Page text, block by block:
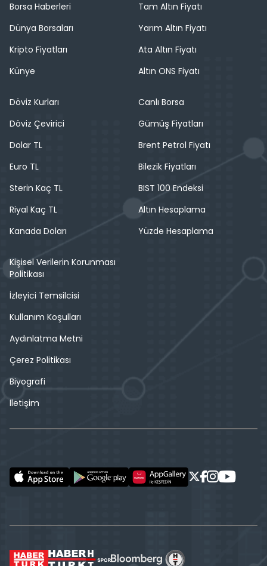
Borsa Haberleri
Dünya Borsaları
Kripto Fiyatları
Künye
Tam Altın Fiyatı
Yarım Altın Fiyatı
Ata Altın Fiyatı
Altın ONS Fiyatı
Döviz Kurları
Döviz Çevirici
Dolar TL
Euro TL
Sterin Kaç TL
Riyal Kaç TL
Kanada Doları
Canlı Borsa
Gümüş Fiyatları
Brent Petrol Fiyatı
Bilezik Fiyatları
BIST 100 Endeksi
Altın Hesaplama
Yüzde Hesaplama
Kişisel Verilerin Korunması
Politikası
İzleyici Temsilcisi
Kullanım Koşulları
Aydınlatma Metni
Çerez Politikası
Biyografi
İletişim